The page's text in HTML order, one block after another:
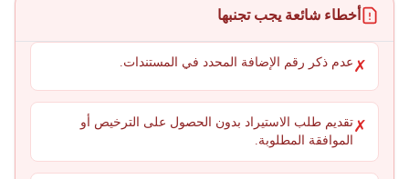
أخطاء شائعة يجب تجنبها
✗ عدم ذكر رقم الإضافة المحدد في المستندات.
✗تقديم طلب الاستيراد بدون الحصول على الترخيص أو
الموافقة المطلوبة.